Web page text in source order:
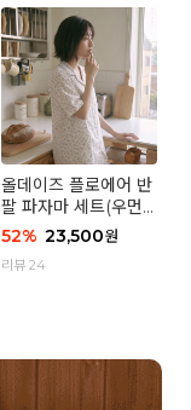
올데이즈 플로에어 반
팔 파자마 세트(우먼)
- 01 포슬 가든
52% 23,500원
리뷰 24